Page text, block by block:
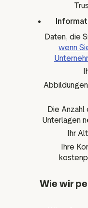
Daten, die
wenn
Die Anzahl
Unterlagen
Ihr
Ihre
Wie wir